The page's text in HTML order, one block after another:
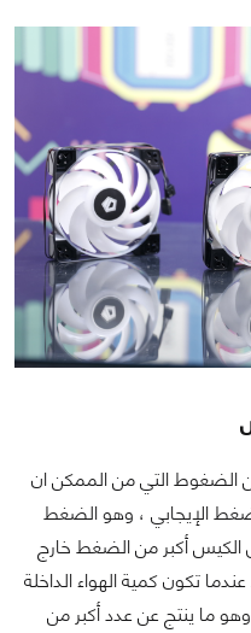
الضغوط التي من الممكن ان
الإيجابي ، وهو الضغط
أكبر من الضغط خارج
تكون كمية الهواء الداخلة
ما ينتج عن عدد أكبر من